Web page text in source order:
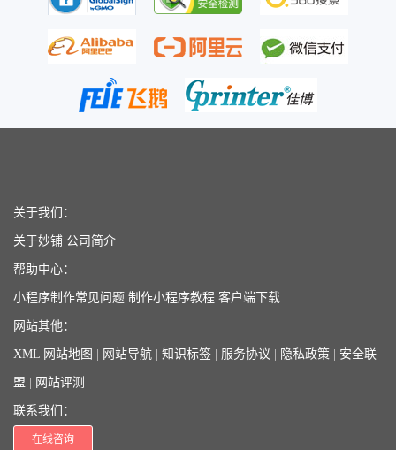
关于我们：
关于妙铺 公司简介
帮助中心：
小程序制作常见问题 制作小程序教程 客户端下载
网站其他：
XML 网站地图 网站导航 知识标签 服务协议 隐私政策 安全联
盟 网站评测
联系我们：
在线咨询